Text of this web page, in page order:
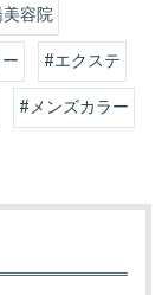
容院
#エクステ
#メンズカラー